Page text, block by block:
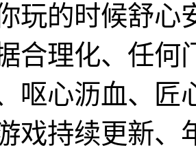
玩的时候舒心
合理化、任何
呕心沥血、匠
戏持续更新、